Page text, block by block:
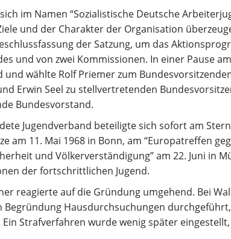
im Namen “Sozialistische Deutsche
und der Charakter der Organisation
der Satzung, um das
und von zwei Kommissionen. In einer Pause
und wählte Rolf Priemer zum
Erwin Seel zu stellvertretenden
Bundesvorstand.
Jugendverband beteiligte sich sofort am
am 11. Mai 1968 in Bonn, am “Europatreffen
und Völkerverständigung” am 22. Juni in
der fortschrittlichen Jugend.
reagierte auf die Gründung umgehend. Bei
Begründung Hausdurchsuchungen
Strafverfahren wurde wenig später